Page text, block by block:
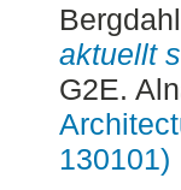
aktuellt
G2E.
130101)